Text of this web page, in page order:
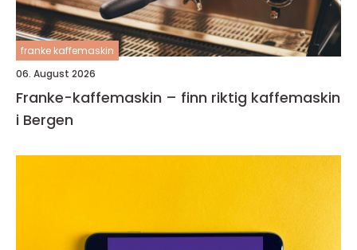
franke kaffemaskin
06. August 2026
Franke-kaffemaskin – finn riktig kaffemaskin
i Bergen